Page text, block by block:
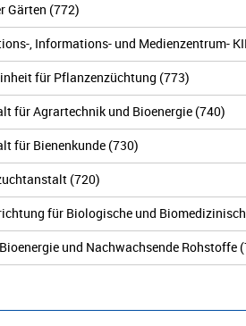
Gärten (772)
, Informations- und Medienzentrum-
für Pflanzenzüchtung (773)
für Agrartechnik und Bioenergie (740)
für Bienenkunde (730)
(720)
für Biologische und
und Nachwachsende Rohstoffe